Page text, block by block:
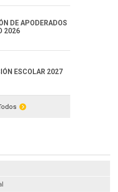
DE APODERADOS
2026
ESCOLAR 2027